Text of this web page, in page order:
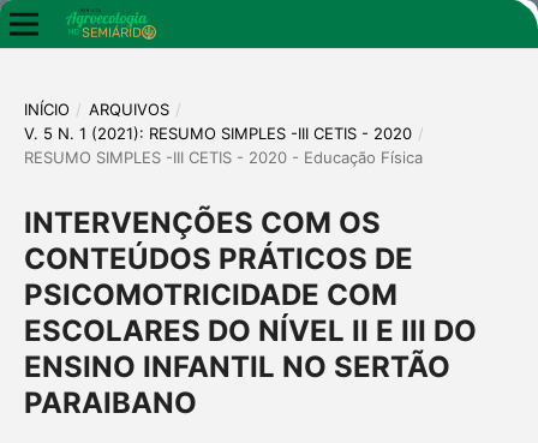
INÍCIO / ARQUIVOS /
V. 5 N. 1 (2021): RESUMO SIMPLES -III CETIS - 2020 /
RESUMO SIMPLES -III CETIS - 2020 - Educação Física
INTERVENÇÕES COM OS
CONTEÚDOS PRÁTICOS DE
PSICOMOTRICIDADE COM
ESCOLARES DO NÍVEL II E III DO
ENSINO INFANTIL NO SERTÃO
PARAIBANO